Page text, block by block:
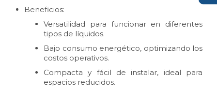
Beneficios:
Versatilidad para funcionar en diferentes
tipos de líquidos.
Bajo consumo energético, optimizando los
costos operativos.
Compacta y fácil de instalar, ideal para
espacios reducidos.